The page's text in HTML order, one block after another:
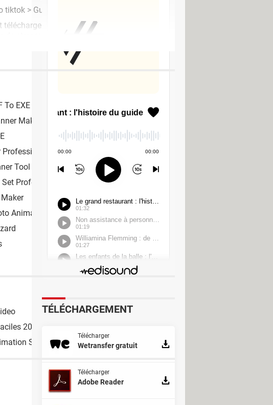
tiktok > Guide
les vidéos de YouTube (et de
de streaming)
EXE Converter
Maker
Tool
Professional
Animation
2010
Software
TÉLÉCHARGEMENT
Télécharger
Wetransfer gratuit
Télécharger
Adobe Reader